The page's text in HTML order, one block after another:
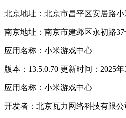
北京地址：北京市昌平区安居路小
南京地址：南京市建邺区永初路
应用名称：小米游戏中心
版本：13.5.0.70 更新时间：2025年
应用名称：小米游戏中心
开发者：北京瓦力网络科技有限公